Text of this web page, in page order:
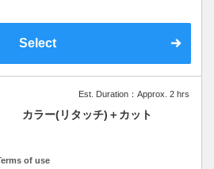
Select
Est. Duration：Approx. 2 hrs
カラー(リタッチ)＋カット
of use